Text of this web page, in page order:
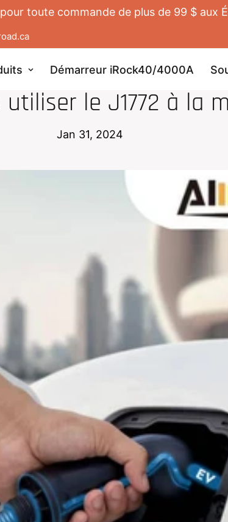
toute commande de plus de 99 $ aux
Démarreur iRock40/4000A
CHARGEUR DOMESTIQUE POUR EV
utiliser le J1772 à la
Jan 31, 2024